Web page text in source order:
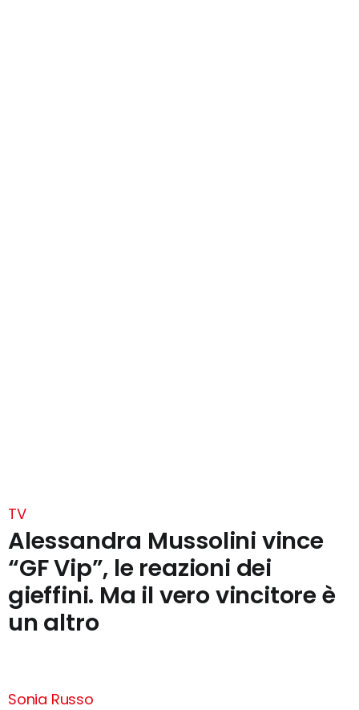
TV
Alessandra Mussolini vince
“GF Vip”, le reazioni dei
gieffini. Ma il vero vincitore è
un altro
Sonia Russo